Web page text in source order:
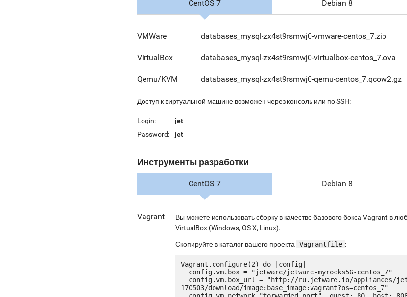
CentOS 7 Debian 8
VMWare databases_mysql-zx4st9rsmwj0-vmware-centos_7.zip
VirtualBox databases_mysql-zx4st9rsmwj0-virtualbox-centos_7.ova
Qemu/KVM databases_mysql-zx4st9rsmwj0-qemu-centos_7.qcow2.gz
Доступ к виртуальной машине возможен через консоль или по SSH:
Login:
jet
Password:
jet
Инструменты разработки
CentOS 7 Debian 8
Vagrant
Вы можете использовать сборку в качестве базового бокса Vagrant в
VirtualBox (Windows, OS X, Linux).
Скопируйте в каталог вашего проекта Vagrantfile :
Vagrant.configure(2) do |config|
170503/download/image:base_image:vagrant?os=centos_7"